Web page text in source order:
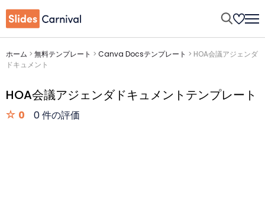
ホーム > 無料テンプレート > Canva Docsテンプレート > HOA会議アジェンダ
ドキュメント
HOA会議アジェンダドキュメントテンプレート
0 0 件の評価